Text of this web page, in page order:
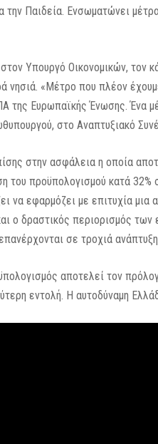
την Παιδεία. Ενσωματώνει
Υπουργό Οικονομικών,
νησιά. «Μέτρο που πλέον
της Ευρωπαϊκής Ένωσης. Ένα
στο Αναπτυξιακό
στην ασφάλεια η οποία
του προϋπολογισμού κατά
να εφαρμόζει με επιτυχία μια
ο δραστικός περιορισμός
σε τροχιά
αποτελεί τον
εντολή. Η αυτοδύναμη